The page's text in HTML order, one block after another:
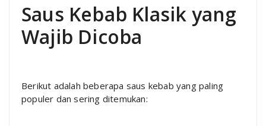
Saus Kebab Klasik yang
Wajib Dicoba
Berikut adalah beberapa saus kebab yang paling
populer dan sering ditemukan: